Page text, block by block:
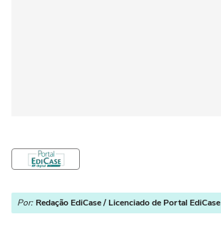
Por: Redação EdiCase / Licenciado de Portal EdiCase